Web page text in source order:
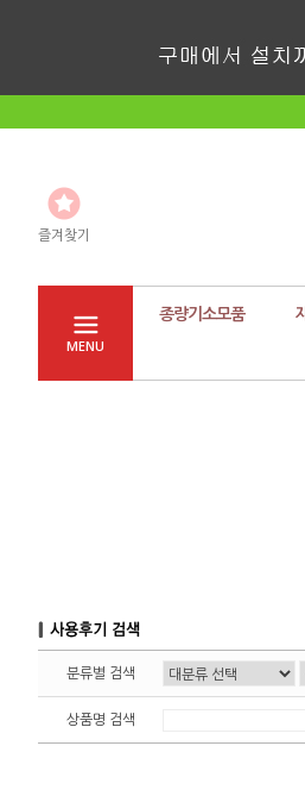
즐겨찾기
MENU
종량기소모품
분류별 검색
상품명 검색